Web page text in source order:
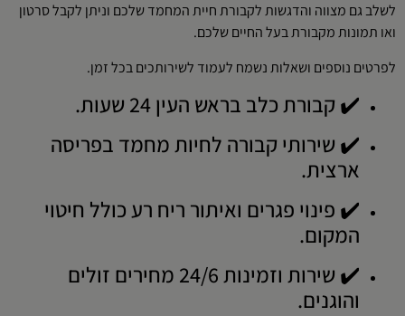
לשלב גם מצווה והדגשות לקבורת חיית המחמד שלכם וניתן לקבל סרטון
ואו תמונות מקבורת בעל החיים שלכם.
לפרטים נוספים ושאלות נשמח לעמוד לשירותכים בכל זמן.
✔️ קבורת כלב בראש העין 24 שעות.
✔️ שירותי קבורה לחיות מחמד בפריסה
ארצית.
✔️ פינוי פגרים ואיתור ריח רע כולל חיטוי
המקום.
✔️ שירות וזמינות 24/6 מחירים זולים
והוגנים.